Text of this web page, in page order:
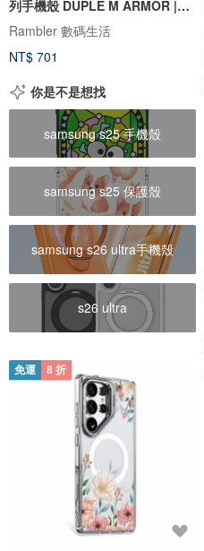
列手機殼 DUPLE M ARMOR |黑
色/白色
Rambler 數碼生活
NT$ 701
你是不是想找
samsung s25 手機殼
samsung s25 保護殼
samsung s26 ultra手機殼
s26 ultra
免運 8 折